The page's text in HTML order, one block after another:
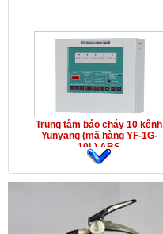
Trung tâm báo cháy 10 kênh
Yunyang (mã hàng YF-1G-
10L) ABS